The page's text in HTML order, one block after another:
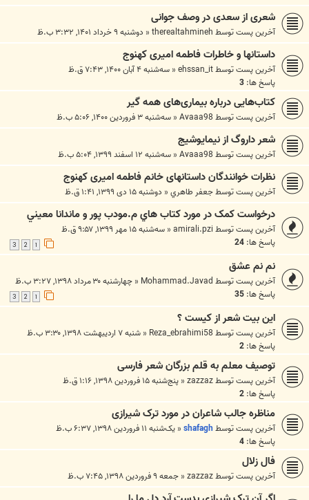
شعری از سعدی در وصف جوانی
آخرین پست توسطtherealtahmineh
« دوشنبه ۹ خرداد ۱۴۰۱, ۳:۳۲ ب.ظ
داستانها و خاطرات فاطمه امیری کهنوج
آخرین پست توسطehssan_it
« سه‌شنبه ۴ آبان ۱۴۰۰, ۷:۴۳ ق.ظ
پاسخ ها: 3
کتاب‌هایی درباره بیماری‌های همه گیر
آخرین پست توسطAvaaa98
« سه‌شنبه ۳ فروردین ۱۴۰۰, ۵:۰۶ ب.ظ
شعر داروگ از نیمایوشیج
آخرین پست توسطAvaaa98
« سه‌شنبه ۱۲ اسفند ۱۳۹۹, ۵:۰۴ ب.ظ
نظرات خوانندگان داستانهای خانم فاطمه امیری کهنوج
آخرین پست توسطجعفر طاهري« دوشنبه ۱۵ دی ۱۳۹۹, ۱:۴۱ ق.ظ
درخواست کمک در مورد کتاب هاي م.مودب پور و ماندانا معيني
آخرین پست توسطamirali.pzi
« سه‌شنبه ۱۵ مهر ۱۳۹۹, ۹:۵۷ ق.ظ
پاسخ ها: 24
3
نم نم عشق
آخرین پست توسطMohammad.Javad
« چهارشنبه ۳۰ مرداد ۱۳۹۸, ۳:۲۷ ب.ظ
پاسخ ها: 35
3
این بیت شعر از کیست ؟
آخرین پست توسطReza_ebrahimi58
« شنبه ۷ اردیبهشت ۱۳۹۸, ۳:۳۰ ب.ظ
پاسخ ها: 2
توصیف معلم به قلم بزرگان شعر فارسی
آخرین پست توسطzazzaz
« پنج‌شنبه ۱۵ فروردین ۱۳۹۸, ۱:۱۶ ق.ظ
پاسخ ها: 2
مناظره جالب شاعران در مورد ترک شیرازی
آخرین پست توسطshafagh
« یک‌شنبه ۱۱ فروردین ۱۳۹۸, ۶:۳۷ ب.ظ
پاسخ ها: 4
فال زلال
آخرین پست توسطzazzaz
« جمعه ۹ فروردین ۱۳۹۸, ۷:۴۵ ب.ظ